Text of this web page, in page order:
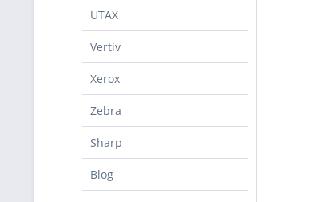
UTAX
Vertiv
Xerox
Zebra
Sharp
Blog